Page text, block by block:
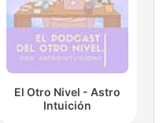
El Otro Nivel - Astro
Intuición